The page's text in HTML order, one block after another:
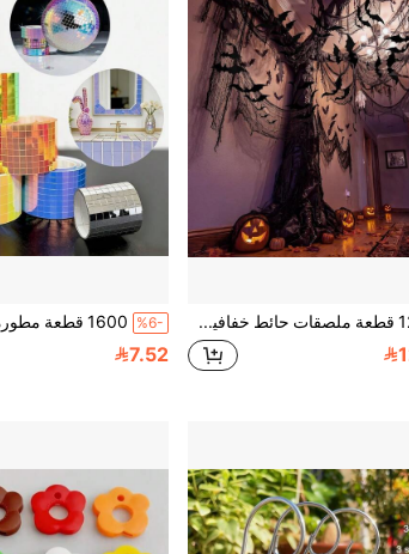
120 قطعة ملصقات حائط خفافيش سوداء ثلاثية الأبعاد ب- 4 أحجام & 2 قطعة مجموعة قماش شاش مخيف للهالوين، طقم ديكور رعب مخيف للمنزل المسكون، حفلة الهالوين، ديكورات داخلية وخارجية للنوافذ والجدران والأبواب %6-
7.52